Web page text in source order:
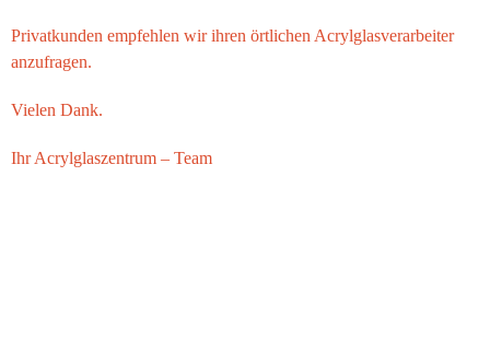
Privatkunden empfehlen wir ihren örtlichen Acrylglasverarbeiter
anzufragen.
Vielen Dank.
IhrAcrylglaszentrum – Team